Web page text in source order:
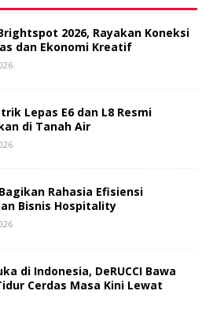
2026, Rayakan Koneksi
dan Ekonomi Kreatif
Lepas E6 dan L8 Resmi
di Tanah Air
Rahasia Efisiensi
Bisnis Hospitality
di Indonesia, DeRUCCI Bawa
Cerdas Masa Kini Lewat